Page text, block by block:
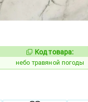
Код товара:
небо травяной погоды